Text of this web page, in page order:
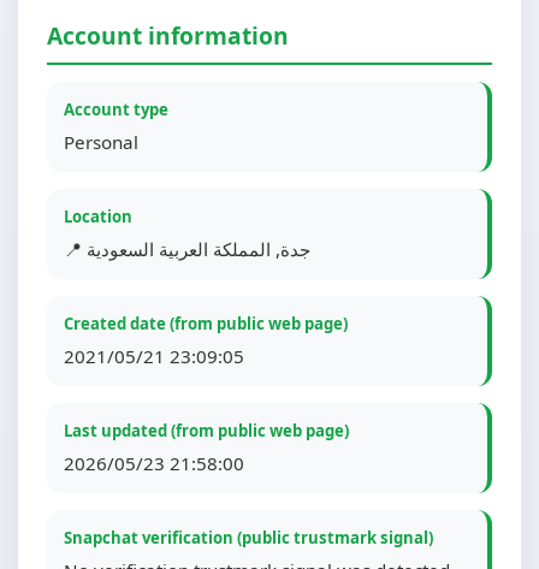
Account information
Account type
Personal
Location
📍 جدة, المملكة العربية السعودية
Created date (from public web page)
2021/05/21 23:09:05
Last updated (from public web page)
2026/05/23 21:58:00
Snapchat verification (public trustmark signal)